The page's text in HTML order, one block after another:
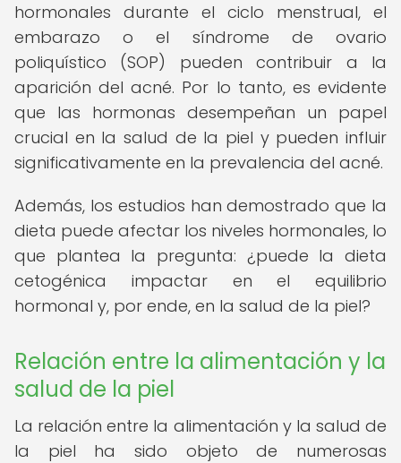
hormonales durante el ciclo menstrual, el
embarazo o el síndrome de ovario
poliquístico (SOP) pueden contribuir a la
aparición del acné. Por lo tanto, es evidente
que las hormonas desempeñan un papel
crucial en la salud de la piel y pueden influir
significativamente en la prevalencia del acné.
Además, los estudios han demostrado que la
dieta puede afectar los niveles hormonales, lo
que plantea la pregunta: ¿puede la dieta
cetogénica impactar en el equilibrio
hormonal y, por ende, en la salud de la piel?
Relación entre la alimentación y la
salud de la piel
La relación entre la alimentación y la salud de
la piel ha sido objeto de numerosas